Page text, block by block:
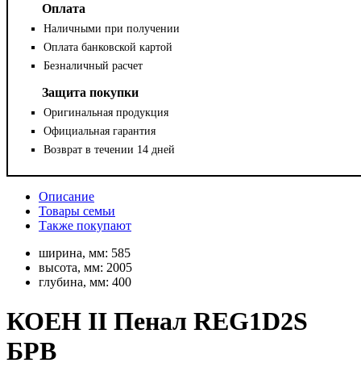
Оплата
Наличными при получении
Оплата банковской картой
Безналичный расчет
Защита покупки
Оригинальная продукция
Официальная гарантия
Возврат в течении 14 дней
Описание
Товары семьи
Также покупают
ширина, мм: 585
высота, мм: 2005
глубина, мм: 400
КОЕН II Пенал REG1D2S
БРВ